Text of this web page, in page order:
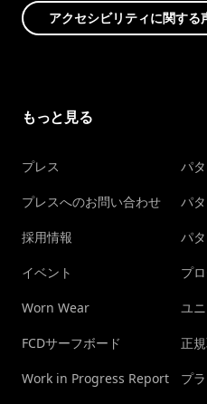
アクセシビリティに関する
もっと見る
プレス
プレスへのお問い合わせ
採用情報
イベント
Worn Wear
FCDサーフボード
Work in Progress Report
パ
パ
パ
プ
ユ
正
プ